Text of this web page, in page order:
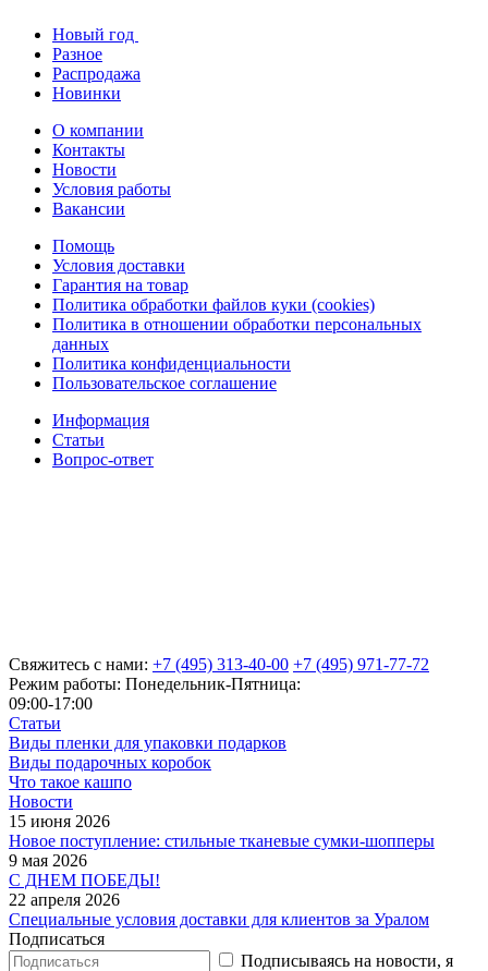
Новый год
Разное
Распродажа
Новинки
О компании
Контакты
Новости
Условия работы
Вакансии
Помощь
Условия доставки
Гарантия на товар
Политика обработки файлов куки (cookies)
Политика в отношении обработки персональных
данных
Политика конфиденциальности
Пользовательское соглашение
Информация
Статьи
Вопрос-ответ
Свяжитесь с нами: +7 (495) 313-40-00 +7 (495) 971-77-72
Режим работы: Понедельник-Пятница:
09:00-17:00
Статьи
Виды пленки для упаковки подарков
Виды подарочных коробок
Что такое кашпо
Новости
15 июня 2026
Новое поступление: стильные тканевые сумки-шопперы
9 мая 2026
С ДНЕМ ПОБЕДЫ!
22 апреля 2026
Специальные условия доставки для клиентов за Уралом
Подписаться
Подписываясь на новости, я